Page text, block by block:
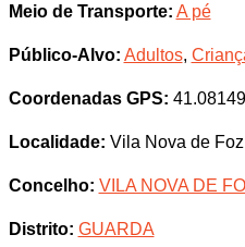
Meio de Transporte: A pé
Público-Alvo: Adultos,
Coordenadas GPS:
Localidade: Vila Nova de
Concelho: VILA NOVA DE
Distrito: GUARDA